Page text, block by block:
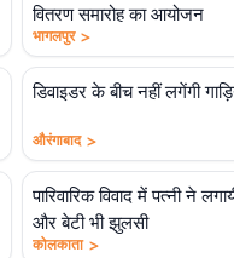
वितरण समारोह का आयोजन
भागलपुर >
डिवाइडर के बीच नहीं लगेंगी
औरंगाबाद >
पारिवारिक विवाद में पत्नी ने
और बेटी भी झुलसी
कोलकाता >